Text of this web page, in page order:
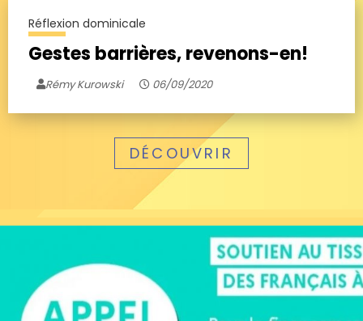
Réflexion dominicale
Gestes barrières, revenons-en!
Rémy Kurowski 06/09/2020
DÉCOUVRIR